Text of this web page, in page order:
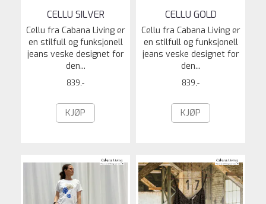
CELLU SILVER
Cellu fra Cabana Living er
en stilfull og funksjonell
jeans veske designet for
den...
839,-
KJØP
CELLU GOLD
Cellu fra Cabana Living er
en stilfull og funksjonell
jeans veske designet for
den...
839,-
KJØP